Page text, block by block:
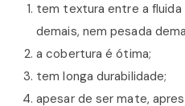
tem textura entre a fluida
demais, nem pesada
a cobertura é ótima;
tem longa durabilidade;
apesar de ser mate,